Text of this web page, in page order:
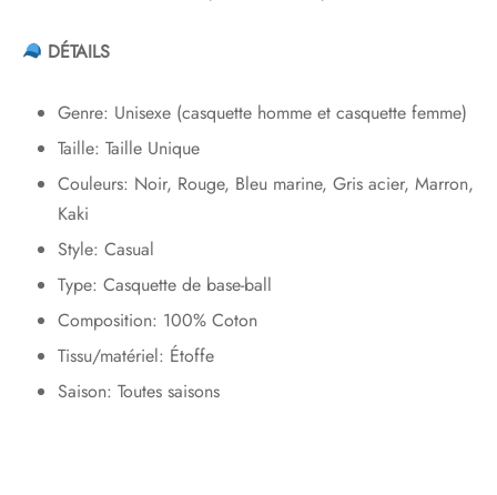
DÉTAILS
Genre: Unisexe (casquette homme et casquette femme)
Taille: Taille Unique
Couleurs: Noir, Rouge, Bleu marine, Gris acier, Marron,
Kaki
Style: Casual
Type: Casquette de base-ball
Composition: 100% Coton
Tissu/matériel: Étoffe
Saison: Toutes saisons